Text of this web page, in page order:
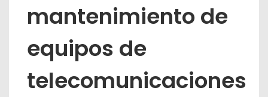
mantenimiento de
equipos de
telecomunicaciones